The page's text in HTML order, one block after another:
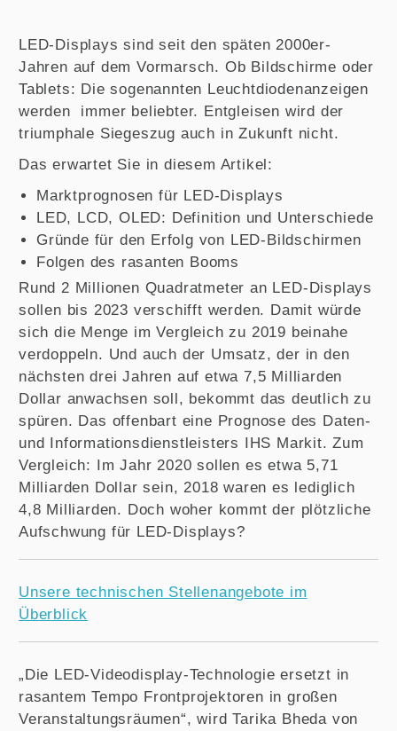
LED-Displays sind seit den späten 2000er-
Jahren auf dem Vormarsch. Ob Bildschirme oder
Tablets: Die sogenannten Leuchtdiodenanzeigen
werden immer beliebter. Entgleisen wird der
triumphale Siegeszug auch in Zukunft nicht.
Das erwartet Sie in diesem Artikel:
Marktprognosen für LED-Displays
LED, LCD, OLED: Definition und Unterschiede
Gründe für den Erfolg von LED-Bildschirmen
Folgen des rasanten Booms
Rund 2 Millionen Quadratmeter an LED-Displays
sollen bis 2023 verschifft werden. Damit würde
sich die Menge im Vergleich zu 2019 beinahe
verdoppeln. Und auch der Umsatz, der in den
nächsten drei Jahren auf etwa 7,5 Milliarden
Dollar anwachsen soll, bekommt das deutlich zu
spüren. Das offenbart eine Prognose des Daten-
und Informationsdienstleisters IHS Markit. Zum
Vergleich: Im Jahr 2020 sollen es etwa 5,71
Milliarden Dollar sein, 2018 waren es lediglich
4,8 Milliarden. Doch woher kommt der plötzliche
Aufschwung für LED-Displays?
Unsere technischen Stellenangebote im
Überblick
„Die LED-Videodisplay-Technologie ersetzt in
rasantem Tempo Frontprojektoren in großen
Veranstaltungsräumen“, wird Tarika Bheda von